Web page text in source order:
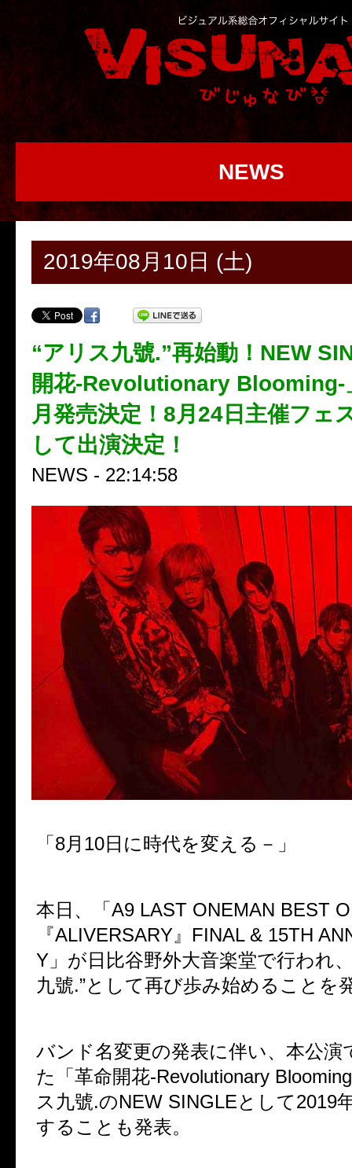
NEWS
2019年08月10日 (土)
“アリス九號.”再始動！NEW
開花-Revolutionary Blooming-
月発売決定！8月24日主催フェ
して出演決定！
NEWS - 22:14:58
「 8月 10日に時代を変える－」
本日、「 A9 LAST ONEMAN BEST
『ALIVERSARY 』 FINAL & 15TH
Y 」が日比谷野外大音楽堂で行われ
九號.”として再び歩み始めることを
バンド名変更の発表に伴い、本公演
た「革命開花-Revolutionary
ス九號.のNEW SINGLEとして2019
することも発表。